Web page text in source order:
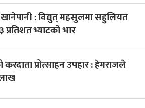
: विद्युत् महसुलमा सहुलियत
प्रतिशत भ्याटको भार
प्रोत्साहन उपहार : हेमराजले